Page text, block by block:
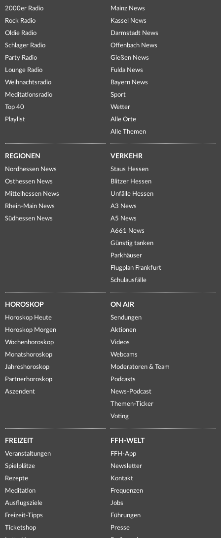
2000er Radio
Rock Radio
Oldie Radio
Schlager Radio
Party Radio
Lounge Radio
Weihnachtsradio
Meditationsradio
Top 40
Playlist
Mainz News
Kassel News
Darmstadt News
Offenbach News
Gießen News
Fulda News
Bayern News
Sport
Wetter
Alle Orte
Alle Themen
REGIONEN
Nordhessen News
Osthessen News
Mittelhessen News
Rhein-Main News
Südhessen News
VERKEHR
Staus Hessen
Blitzer Hessen
Unfälle Hessen
A3 News
A5 News
A661 News
Günstig tanken
Parkhäuser
Flugplan Frankfurt
Schulausfälle
HOROSKOP
Horoskop Heute
Horoskop Morgen
Wochenhoroskop
Monatshoroskop
Jahreshoroskop
Partnerhoroskop
Aszendent
ON AIR
Sendungen
Aktionen
Videos
Webcams
Moderatoren & Team
Podcasts
News-Podcast
Themen-Ticker
Voting
FREIZEIT
Veranstaltungen
Spielplätze
Rezepte
Meditation
Ausflugsziele
Freizeit-Tipps
Ticketshop
FFH-WELT
FFH-App
Newsletter
Kontakt
Frequenzen
Jobs
Führungen
Presse